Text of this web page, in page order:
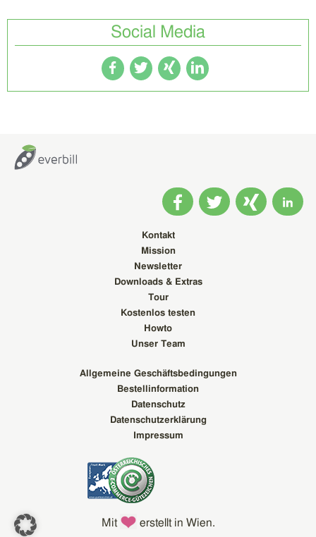
Social Media
Kontakt
Mission
Newsletter
Downloads & Extras
Tour
Kostenlos testen
Howto
Unser Team
Allgemeine Geschäftsbedingungen
Bestellinformation
Datenschutz
Datenschutzerklärung
Impressum
Mit erstellt in Wien.